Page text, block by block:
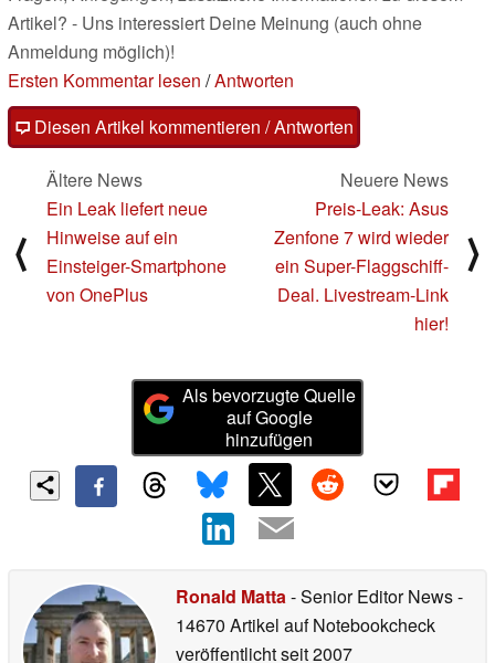
Artikel? - Uns interessiert Deine Meinung (auch ohne
Anmeldung möglich)!
Ersten Kommentar lesen /Antworten
Diesen Artikel kommentieren / Antworten
⟨
Ältere News
Ein Leak liefert neue
Hinweise auf ein
Einsteiger-Smartphone
von OnePlus
Neuere News
Preis-Leak: Asus
Zenfone 7 wird wieder
ein Super-Flaggschiff-
Deal. Livestream-Link
hier!
⟩
Als bevorzugte Quelle
auf Google
hinzufügen
Ronald Matta- Senior Editor News-
14670 Artikel auf Notebookcheck
veröffentlichtseit 2007